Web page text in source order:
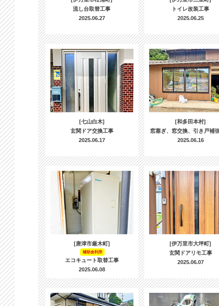
流し台取替工事
2025.06.27
トイレ改装工事
2025.06.25
[七山白木]
玄関ドア交換工事
2025.06.17
[和多田本村]
窓塞ぎ、窓交換、引き戸補
2025.06.16
[唐津市厳木町]
補助金利用
エコキュート取替工事
2025.06.08
[伊万里市大坪町]
玄関ドアリモ工事
2025.06.07